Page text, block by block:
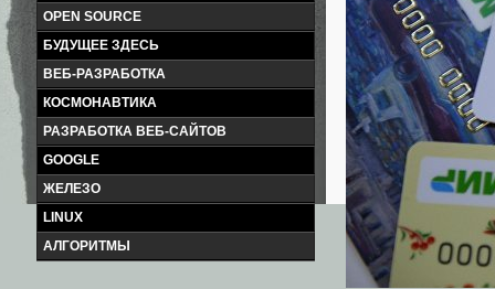
OPEN SOURCE
БУДУЩЕЕ ЗДЕСЬ
ВЕБ-РАЗРАБОТКА
КОСМОНАВТИКА
РАЗРАБОТКА ВЕБ-САЙТОВ
GOOGLE
ЖЕЛЕЗО
LINUX
АЛГОРИТМЫ